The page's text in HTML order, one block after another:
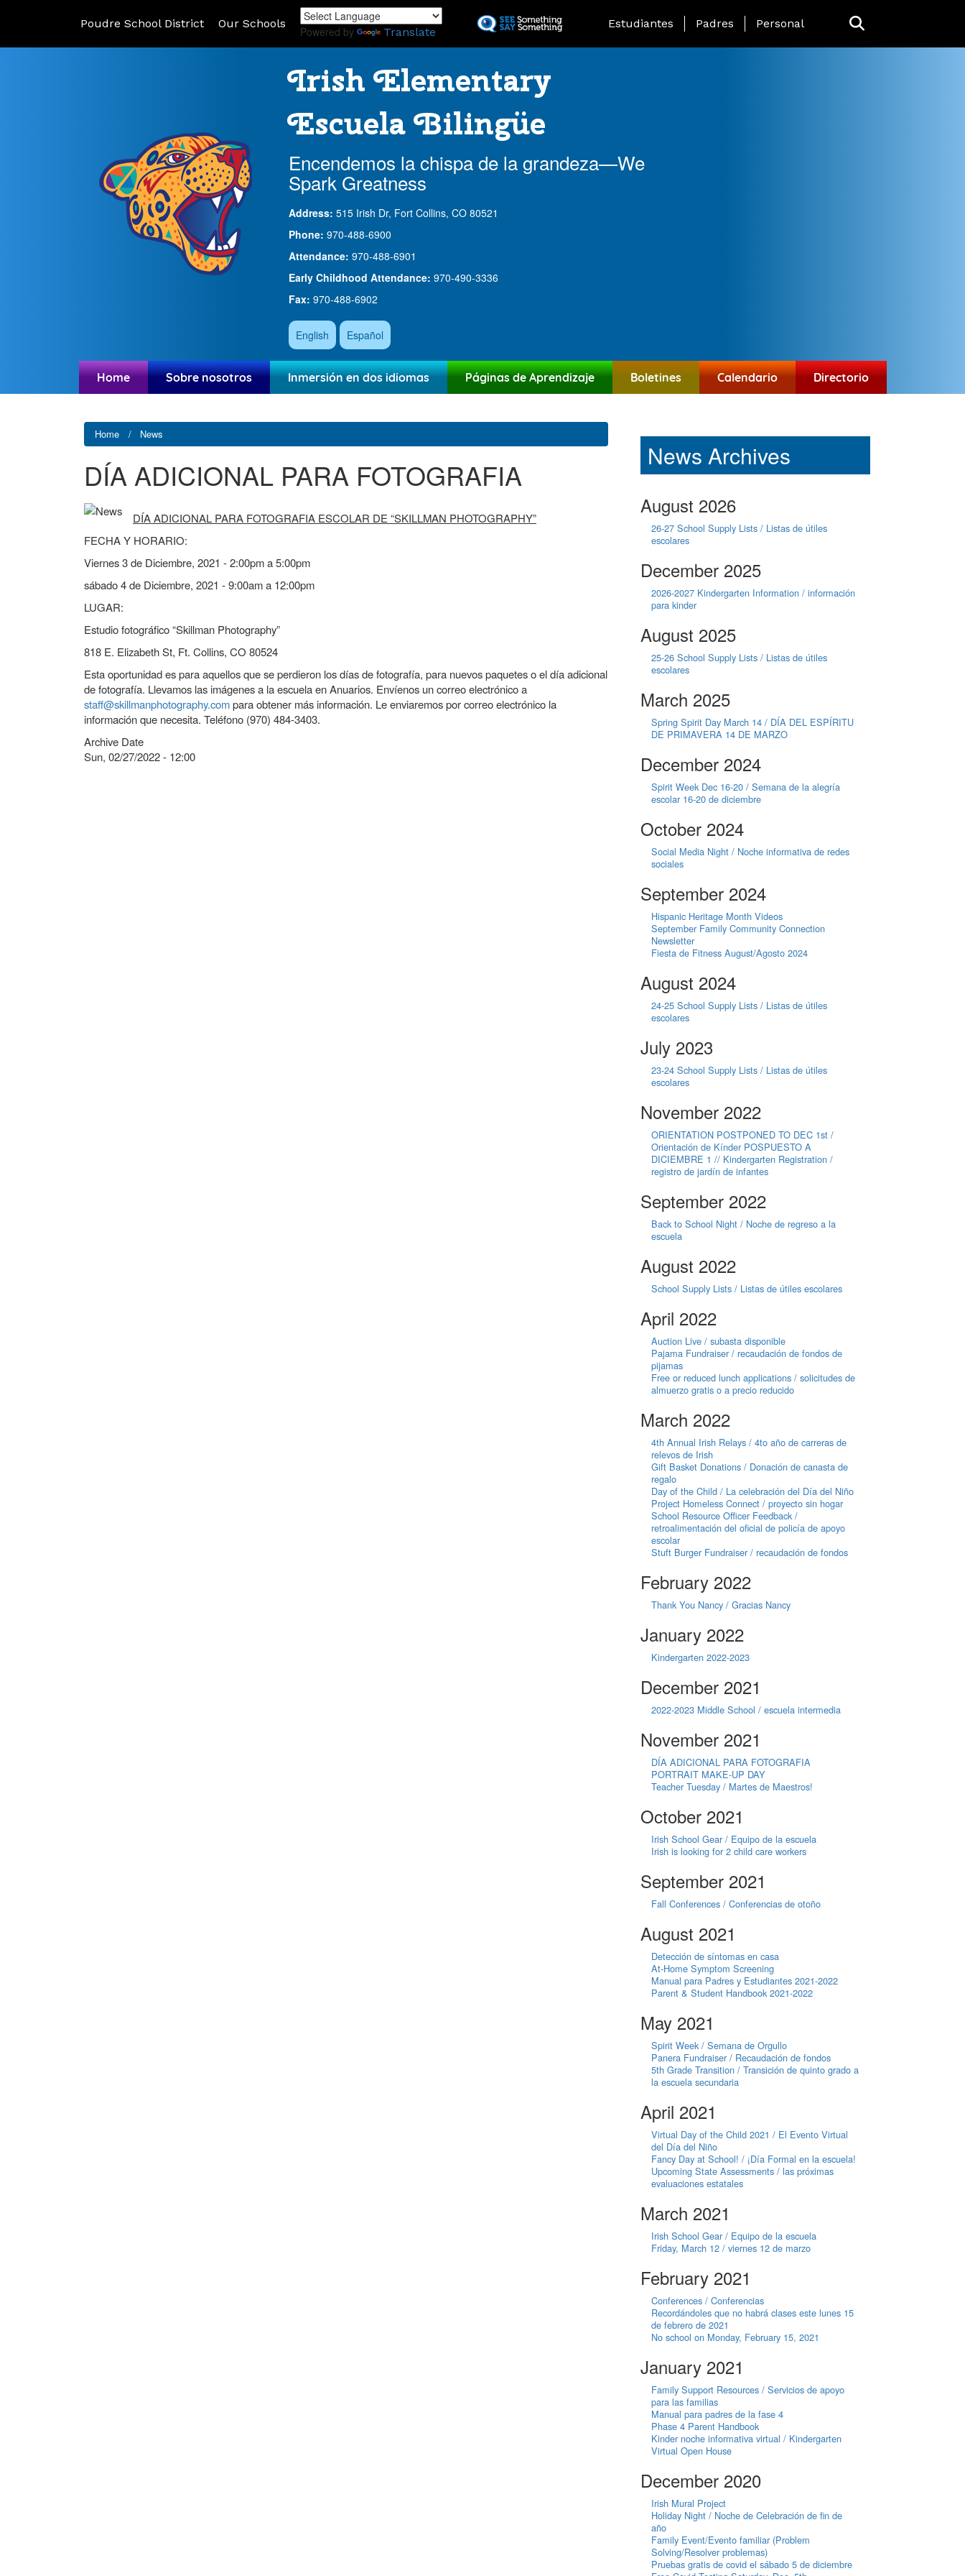
to
Poudre School District Our Schools
Powered by Translate
Landing Page Menu
Estudiantes Padres Personal
Irish Elementary
Escuela Bilingüe
Encendemos la chispa de la grandeza—We
Spark Greatness
Address: 515 Irish Dr, Fort Collins, CO 80521
Phone: 970-488-6900
Attendance: 970-488-6901
Early Childhood Attendance: 970-490-3336
Fax: 970-488-6902
English Español
Home Sobre nosotros Inmersión en dos idiomas Páginas de Aprendizaje Boletines Calendario Directorio
Home News
DÍA ADICIONAL PARA FOTOGRAFIA
DÍA ADICIONAL PARA FOTOGRAFIA ESCOLAR DE “SKILLMAN PHOTOGRAPHY”
FECHA Y HORARIO:
Viernes 3 de Diciembre, 2021 - 2:00pm a 5:00pm
sábado 4 de Diciembre, 2021 - 9:00am a 12:00pm
LUGAR:
Estudio fotográfico “Skillman Photography”
818 E. Elizabeth St, Ft. Collins, CO 80524
Esta oportunidad es para aquellos que se perdieron los días de fotografía, para nuevos paquetes o el día adicional
de fotografía. Llevamos las imágenes a la escuela en Anuarios. Envíenos un correo electrónico a
staff@skillmanphotography.compara obtener más información. Le enviaremos por correo electrónico la
información que necesita. Teléfono (970) 484-3403.
Archive Date
Sun, 02/27/2022 - 12:00
News Archives
August 2026
26-27 School Supply Lists / Listas de útiles
escolares
December 2025
2026-2027 Kindergarten Information / información
para kinder
August 2025
25-26 School Supply Lists / Listas de útiles
escolares
March 2025
Spring Spirit Day March 14 / DÍA DEL ESPÍRITU
DE PRIMAVERA 14 DE MARZO
December 2024
Spirit Week Dec 16-20 / Semana de la alegría
escolar 16-20 de diciembre
October 2024
Social Media Night / Noche informativa de redes
sociales
September 2024
Hispanic Heritage Month Videos
September Family Community Connection
Newsletter
Fiesta de Fitness August/Agosto 2024
August 2024
24-25 School Supply Lists / Listas de útiles
escolares
July 2023
23-24 School Supply Lists / Listas de útiles
escolares
November 2022
ORIENTATION POSTPONED TO DEC 1st /
Orientación de Kínder POSPUESTO A
DICIEMBRE 1 // Kindergarten Registration /
registro de jardín de infantes
September 2022
Back to School Night / Noche de regreso a la
escuela
August 2022
School Supply Lists / Listas de útiles escolares
April 2022
Auction Live / subasta disponible
Pajama Fundraiser / recaudación de fondos de
pijamas
Free or reduced lunch applications / solicitudes de
almuerzo gratis o a precio reducido
March 2022
4th Annual Irish Relays / 4to año de carreras de
relevos de Irish
Gift Basket Donations / Donación de canasta de
regalo
Day of the Child / La celebración del Día del Niño
Project Homeless Connect / proyecto sin hogar
School Resource Officer Feedback /
retroalimentación del oficial de policía de apoyo
escolar
Stuft Burger Fundraiser / recaudación de fondos
February 2022
Thank You Nancy / Gracias Nancy
January 2022
Kindergarten 2022-2023
December 2021
2022-2023 Middle School / escuela intermedia
November 2021
DÍA ADICIONAL PARA FOTOGRAFIA
PORTRAIT MAKE-UP DAY
Teacher Tuesday / Martes de Maestros!
October 2021
Irish School Gear / Equipo de la escuela
Irish is looking for 2 child care workers
September 2021
Fall Conferences / Conferencias de otoño
August 2021
Detección de síntomas en casa
At-Home Symptom Screening
Manual para Padres y Estudiantes 2021-2022
Parent & Student Handbook 2021-2022
May 2021
Spirit Week / Semana de Orgullo
Panera Fundraiser / Recaudación de fondos
5th Grade Transition / Transición de quinto grado a
la escuela secundaria
April 2021
Virtual Day of the Child 2021 / El Evento Virtual
del Día del Niño
Fancy Day at School! / ¡Día Formal en la escuela!
Upcoming State Assessments / las próximas
evaluaciones estatales
March 2021
Irish School Gear / Equipo de la escuela
Friday, March 12 / viernes 12 de marzo
February 2021
Conferences / Conferencias
Recordándoles que no habrá clases este lunes 15
de febrero de 2021
No school on Monday, February 15, 2021
January 2021
Family Support Resources / Servicios de apoyo
para las familias
Manual para padres de la fase 4
Phase 4 Parent Handbook
Kinder noche informativa virtual / Kindergarten
Virtual Open House
December 2020
Irish Mural Project
Holiday Night / Noche de Celebración de fin de
año
Family Event/Evento familiar (Problem
Solving/Resolver problemas)
Pruebas gratis de covid el sábado 5 de diciembre